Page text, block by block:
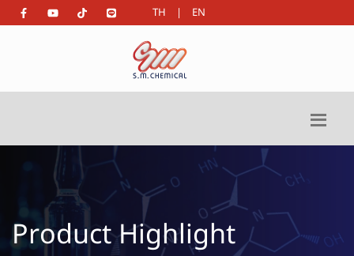
TH | EN
Product Highlight